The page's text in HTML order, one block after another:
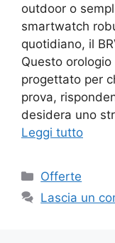
outdoor o
smartwatch
quotidiano, il
Questo
progettato per
prova,
desidera uno
Leggi tutto
Categorie
Offerte
Lascia un